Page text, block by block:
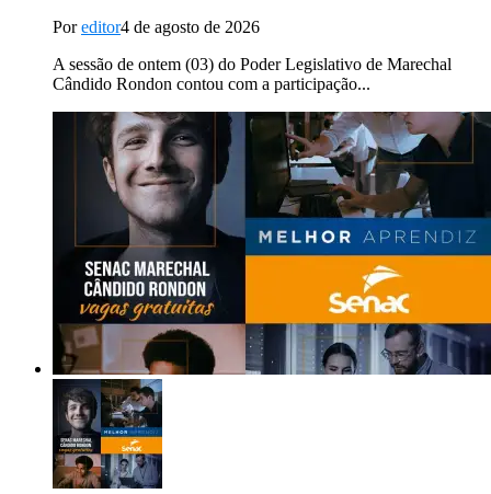
Poreditor4 de agosto de 2026
A sessão de ontem (03) do Poder Legislativo de Marechal
Cândido Rondon contou com a participação...